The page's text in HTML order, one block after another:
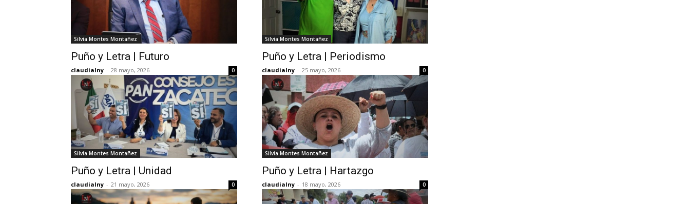
Silvia Montes Montañez
Puño y Letra | Futuro
claudialny - 28 mayo, 2026 0
Silvia Montes Montañez
Puño y Letra | Periodismo
claudialny - 25 mayo, 2026 0
Silvia Montes Montañez
Puño y Letra | Unidad
claudialny - 21 mayo, 2026 0
Silvia Montes Montañez
Puño y Letra | Hartazgo
claudialny - 18 mayo, 2026 0